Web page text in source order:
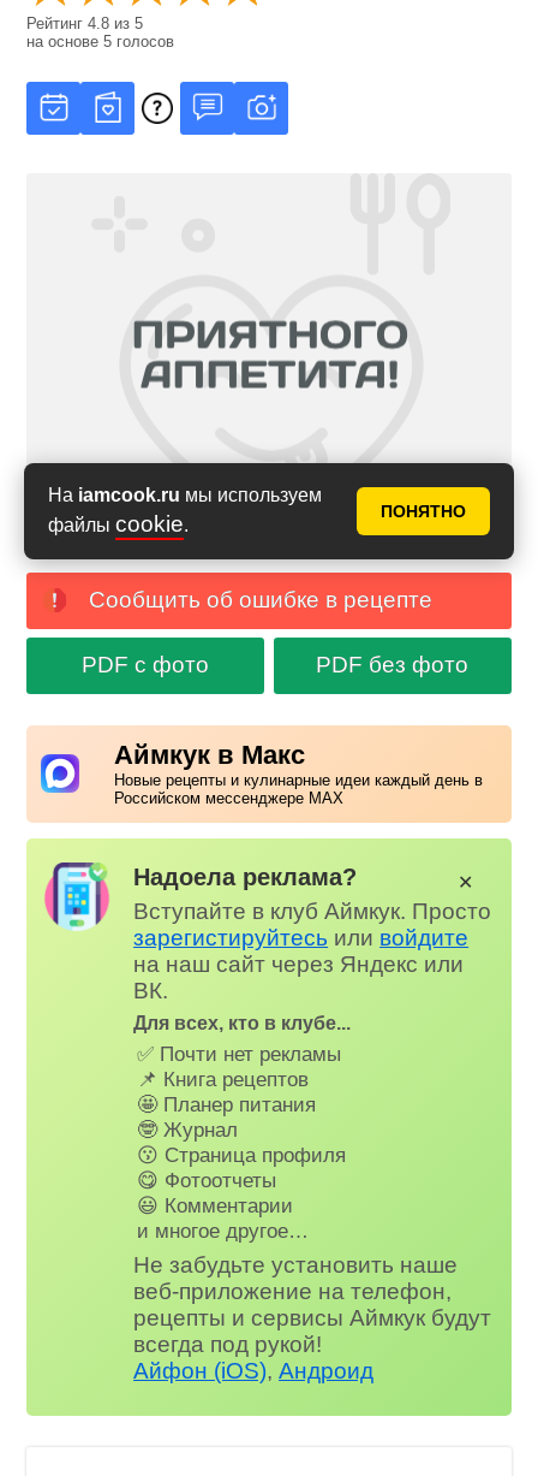
На iamcook.ru мы используем
файлы cookie.
ПОНЯТНО
Рейтинг4.8 из5
на основе5 голосов
Сообщить об ошибке в рецепте
PDF с фото PDF без фото
Аймкук в Макс
Новые рецепты и кулинарные идеи каждый день в
Российском мессенджере MAX
Надоела реклама?
Вступайте в клуб Аймкук. Просто
зарегистируйтесь или войдите
на наш сайт через Яндекс или
ВК.
Для всех, кто в клубе...
✅ Почти нет рекламы
📌 Книга рецептов
🤩 Планер питания
🤓 Журнал
😗 Страница профиля
😋 Фотоотчеты
😃 Комментарии
и многое другое…
Не забудьте установить наше
веб-приложение на телефон,
рецепты и сервисы Аймкук будут
всегда под рукой!
Айфон (iOS),Андроид
✕